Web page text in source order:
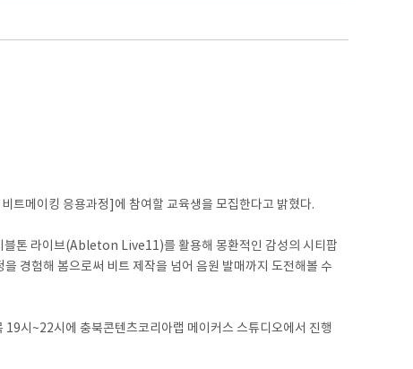
트메이킹 응용과정]에 참여할 교육생을 모집한다고 밝혔다.
블톤 라이브(Ableton Live11)를 활용해 몽환적인 감성의 시티팝
경험해 봄으로써 비트 제작을 넘어 음원 발매까지 도전해볼 수
시~22시에 충북콘텐츠코리아랩 메이커스 스튜디오에서 진행